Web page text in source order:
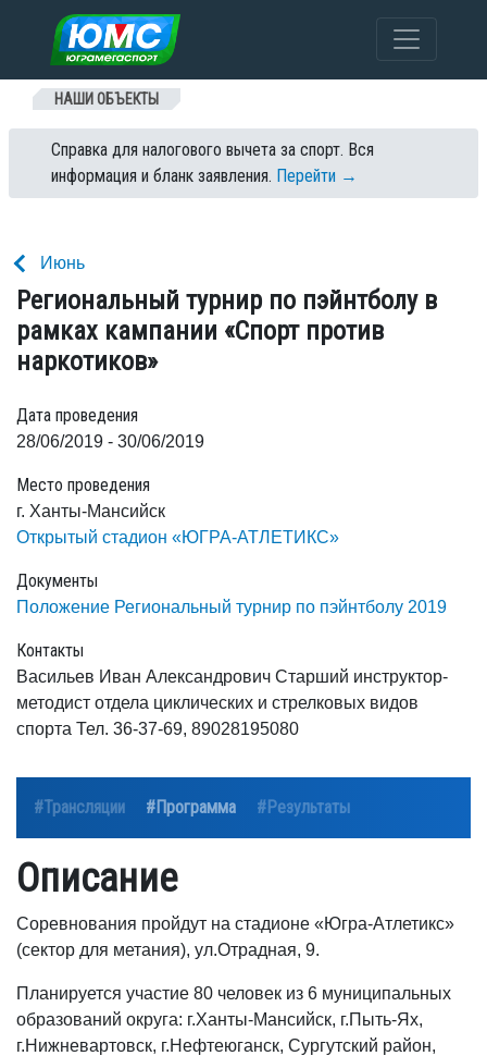
Перейти к содержанию
НАШИ ОБЪЕКТЫ
Справка для налогового вычета за спорт. Вся
информация и бланк заявления. Перейти →
Июнь
Региональный турнир по пэйнтболу в
рамках кампании «Спорт против
наркотиков»
Дата проведения
28/06/2019 - 30/06/2019
Место проведения
г. Ханты-Мансийск
Открытый стадион «ЮГРА-АТЛЕТИКС»
Документы
Положение Региональный турнир по пэйнтболу 2019
Контакты
Васильев Иван Александрович Старший инструктор-
методист отдела циклических и стрелковых видов
спорта Тел. 36-37-69, 89028195080
#Трансляции #Программа #Результаты
Описание
Соревнования пройдут на стадионе «Югра-Атлетикс»
(сектор для метания), ул.Отрадная, 9.
Планируется участие 80 человек из 6 муниципальных
образований округа: г.Ханты-Мансийск, г.Пыть-Ях,
г.Нижневартовск, г.Нефтеюганск, Сургутский район,